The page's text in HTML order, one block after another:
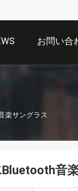
お問い合
楽サングラス
音